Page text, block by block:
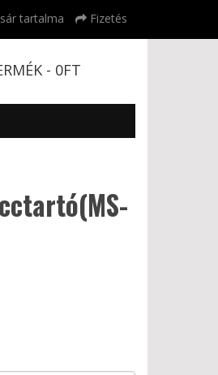
tartalma Fizetés
- 0FT